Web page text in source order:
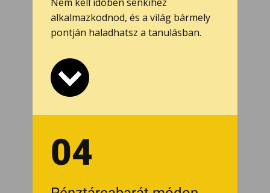
alkalmazkodnod, és a világ bármely
pontján haladhatsz a tanulásban.
04